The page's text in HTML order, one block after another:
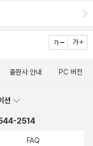
게 사용했는지 알아본
레이드 전략과 함께 스레
ClassLoader)와 서
'모듈형 애
턴(extender pattern)
번호 관리를 자동화하는
출판사 안내 PC 버전
션
2514
FAQ